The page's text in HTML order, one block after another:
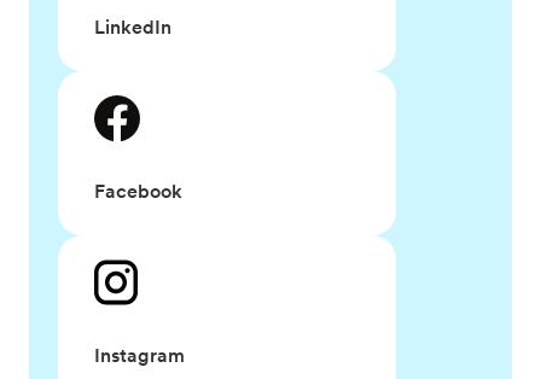
LinkedIn
Facebook
Instagram